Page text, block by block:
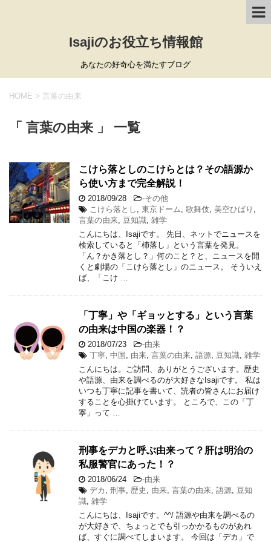
Isajiのお役立ち情報館
あなたの好奇心を満たすブログ
HOME > 言葉の由来
「 言葉の由来 」 一覧
こけら落としのこけらとは？その語源か
ら使い方まで完全解説！
2018/09/28 -その他
こけら落とし
東京ドーム 歌舞伎 美空ひばり
言葉の由来 豆知識 雑学
こんにちは、Isajiです。 先日、ネットでニュースを
検索していると「杮落し」という言葉を発見。
「ん？かき落とし？」何のこと？と、ニュースを開
くと劇場の「こけら落とし」のニュース。 そういえ
ば、「こけ …
「丁寧」や「ギョッとする」という言葉
の由来は中国の楽器！？
2018/07/23 -由来
丁寧 中国 由来 言葉の由来 語源 豆知識 雑学
こんにちは。ご訪問、ありがとうございます。歴史
や語源、由来を調べるのが大好きなIsajiです。 私は
いつも丁寧に記事を書いて、読者の皆さんにお届け
することを心掛けています。 ところで、この「丁
寧」って …
刑事をデカと呼ぶ由来って？肝は明治の
私服警官にあった！？
2018/06/24 -由来
デカ
刑事 歴史 由来 言葉の由来 語源 豆知
識 雑学
こんにちは、Isajiです。^^/ 語源や由来を調べるの
が大好きで、ちょっとでも引っかかるものがあれ
ば、すぐに調べてしまいます。 今回は「デカ」で